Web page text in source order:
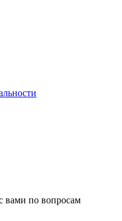
вами по вопросам